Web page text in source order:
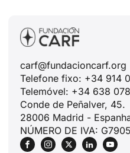
carf@fundacioncarf.org
Telefone fixo: +34 914
Telemóvel: +34 638 078
Conde de Peñalver, 45.
28006 Madrid -
NÚMERO DE IVA: